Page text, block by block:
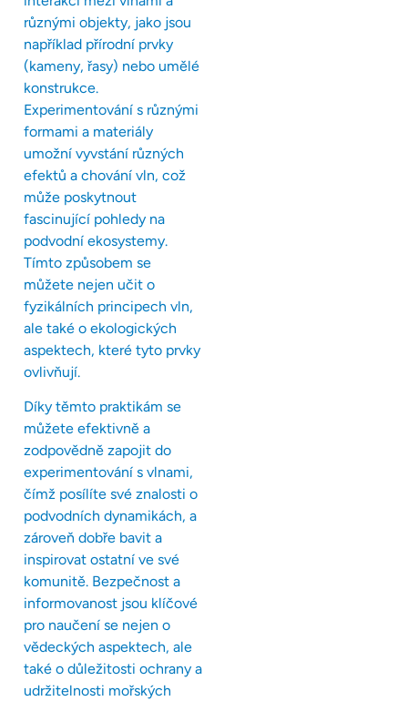
různými objekty, jako jsou
například přírodní prvky
(kameny, řasy) nebo umělé
konstrukce.
Experimentování s různými
formami a materiály
umožní vyvstání různých
efektů a chování vln, což
může poskytnout
fascinující pohledy na
podvodní ekosystemy.
Tímto způsobem se
můžete nejen učit o
fyzikálních principech vln,
ale také o ekologických
aspektech, které tyto prvky
ovlivňují.
Díky těmto praktikám se
můžete efektivně a
zodpovědně zapojit do
experimentování s vlnami,
čímž posílíte své znalosti o
podvodních dynamikách, a
zároveň dobře bavit a
inspirovat ostatní ve své
komunitě. Bezpečnost a
informovanost jsou klíčové
pro naučení se nejen o
vědeckých aspektech, ale
také o důležitosti ochrany a
udržitelnosti mořských